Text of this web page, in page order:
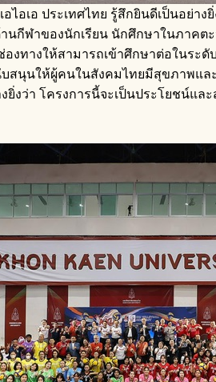
อไอเอ ประเทศไทย รู้สึกยินดีเป็นอย่า
กีฬาของนักเรียน นักศึกษาในภาค
องทางให้สามารถเข้าศึกษาต่อใน
นุนให้ผู้คนในสังคมไทยมีสุขภาพแล
ยิ่งว่า โครงการนี้จะเป็นประโยชน์